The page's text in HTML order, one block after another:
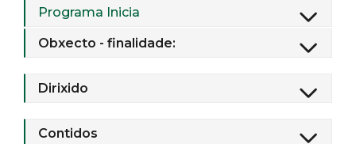
Programa Inicia
Obxecto - finalidade:
Dirixido
Contidos